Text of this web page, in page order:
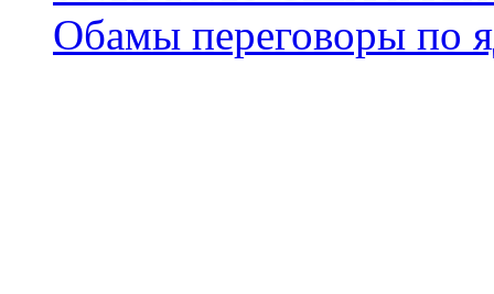
Обамы переговоры по